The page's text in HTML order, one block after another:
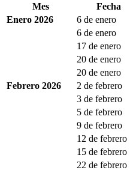
Mes Fecha
Enero 2026
6 de enero
6 de enero
17 de enero
20 de enero
20 de enero
Febrero 2026
2 de febrero
3 de febrero
5 de febrero
9 de febrero
12 de febrero
15 de febrero
22 de febrero